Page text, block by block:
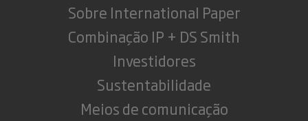
Sobre International Paper
Combinação IP + DS Smith
Investidores
Sustentabilidade
Meios de comunicação